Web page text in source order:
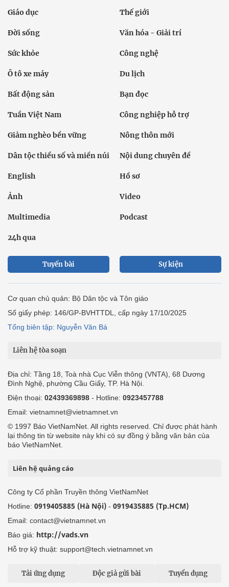
Giáo dục Thế giới
Đời sống Văn hóa - Giải trí
Sức khỏe Công nghệ
Ô tô xe máy Du lịch
Bất động sản Bạn đọc
Tuần Việt Nam Công nghiệp hỗ trợ
Giảm nghèo bền vững Nông thôn mới
Dân tộc thiểu số và miền núi Nội dung chuyên đề
English Hồ sơ
Ảnh Video
Multimedia Podcast
24h qua
Tuyến bài Sự kiện
Cơ quan chủ quản: Bộ Dân tộc và Tôn giáo
Số giấy phép: 146/GP-BVHTTDL, cấp ngày 17/10/2025
Tổng biên tập: Nguyễn Văn Bá
Liên hệ tòa soạn
Địa chỉ: Tầng 18, Toà nhà Cục Viễn thông (VNTA), 68 Dương
Đình Nghệ, phường Cầu Giấy, TP. Hà Nội.
Điện thoại: 02439369898 - Hotline: 0923457788
Email: vietnamnet@vietnamnet.vn
© 1997 Báo VietNamNet. All rights reserved. Chỉ được phát hành
lại thông tin từ website này khi có sự đồng ý bằng văn bản của
báo VietNamNet.
Liên hệ quảng cáo
Công ty Cổ phần Truyền thông VietNamNet
Hotline: 0919405885 (Hà Nội) - 0919435885 (Tp.HCM)
Email: contact@vietnamnet.vn
Báo giá: http://vads.vn
Hỗ trợ kỹ thuật: support@tech.vietnamnet.vn
Tải ứng dụng Độc giả gửi bài Tuyển dụng